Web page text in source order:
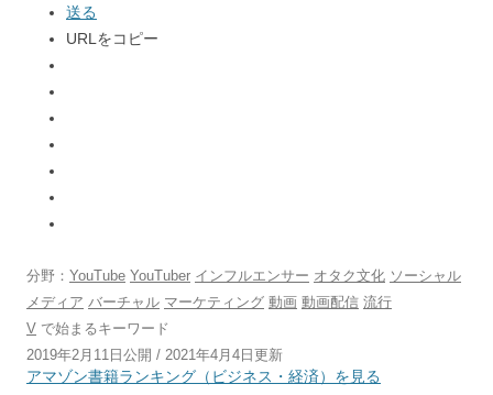
送る
URLをコピー
分野： YouTube YouTuber インフルエンサー オタク文化 ソーシャル
メディア バーチャル マーケティング 動画 動画配信 流行
V で始まるキーワード
2019年2月11日公開 / 2021年4月4日更新
アマゾン書籍ランキング（ビジネス・経済）を見る